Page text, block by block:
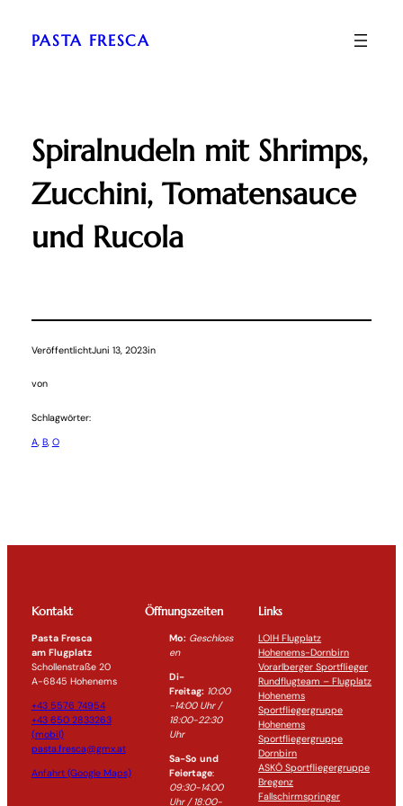
Inhalt
springen
PASTA FRESCA
Spiralnudeln mit Shrimps,
Zucchini, Tomatensauce
und Rucola
VeröffentlichtJuni 13, 2023in
von
Schlagwörter:
A, B, O
Kontakt
Pasta Fresca
am Flugplatz
Schollenstraße 20
A-6845 Hohenems
+43 5576 74954
+43 650 2833263
(mobil)
pasta.fresca@gmx.at
Anfahrt (Google Maps)
Öffnungszeiten
Mo: Geschloss
en
Di-
Freitag: 10:00
-14:00 Uhr /
18:00-22:30
Uhr
Sa-So und
Feiertage:
09:30-14:00
Uhr / 18:00-
Links
LOIH Flugplatz
Hohenems-Dornbirn
Vorarlberger Sportflieger
Rundflugteam – Flugplatz
Hohenems
Sportfliegergruppe
Hohenems
Sportfliegergruppe
Dornbirn
ASKÖ Sportfliegergruppe
Bregenz
Fallschirmspringer